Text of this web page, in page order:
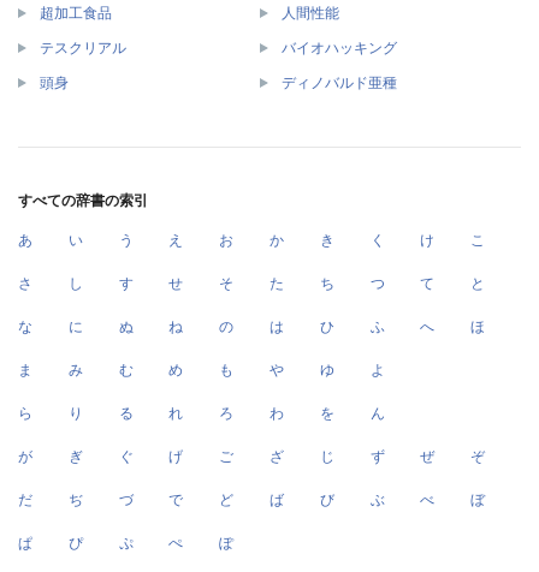
超加工食品 人間性能
テスクリアル バイオハッキング
頭身 ディノバルド亜種
すべての辞書の索引
あ い う え お か き く け こ
さ し す せ そ た ち つ て と
な に ぬ ね の は ひ ふ へ ほ
ま み む め も や ゆ よ
ら り る れ ろ わ を ん
が ぎ ぐ げ ご ざ じ ず ぜ ぞ
だ ぢ づ で ど ば び ぶ べ ぼ
ぱ ぴ ぷ ぺ ぽ